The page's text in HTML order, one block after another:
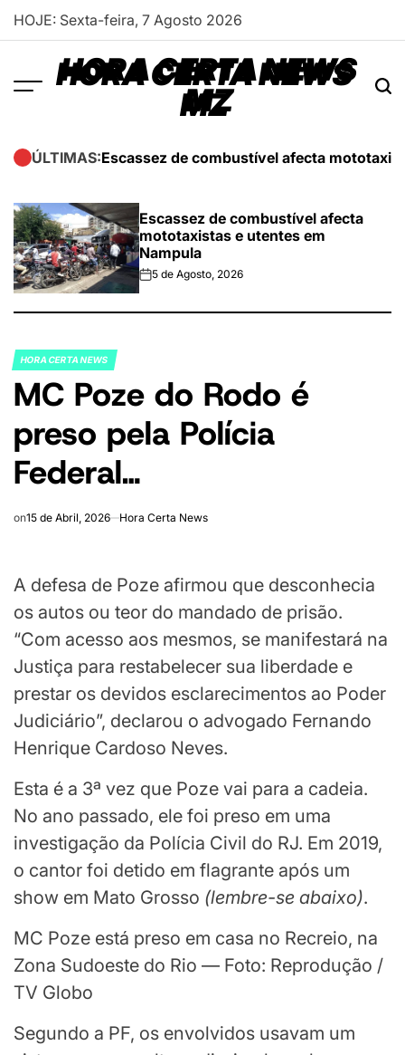
Skip
HOJE: Sexta-feira, 7 Agosto 2026
HORA CERTA NEWS
MZ
ÚLTIMAS:Escassez de combustível afecta
Escassez de combustível afecta
mototaxistas e utentes em
Nampula
on5 de Agosto, 2026
POSTED
IN
HORA CERTA NEWS
MC Poze do Rodo é
preso pela Polícia
Federal…
on15 de Abril, 2026 Hora Certa News
A defesa de Poze afirmou que desconhecia
os autos ou teor do mandado de prisão.
“Com acesso aos mesmos, se manifestará na
Justiça para restabelecer sua liberdade e
prestar os devidos esclarecimentos ao Poder
Judiciário”, declarou o advogado Fernando
Henrique Cardoso Neves.
Esta é a 3ª vez que Poze vai para a cadeia.
No ano passado, ele foi preso em uma
investigação da Polícia Civil do RJ. Em 2019,
o cantor foi detido em flagrante após um
show em Mato Grosso (lembre-se abaixo).
MC Poze está preso em casa no Recreio, na
Zona Sudoeste do Rio — Foto: Reprodução /
TV Globo
Segundo a PF, os envolvidos usavam um